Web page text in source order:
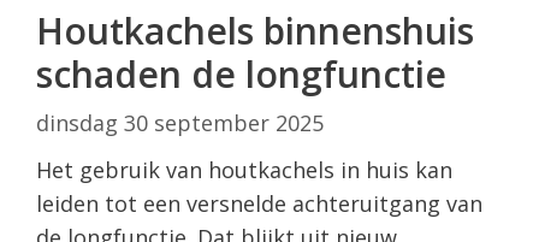
Houtkachels binnenshuis
schaden de longfunctie
dinsdag 30 september 2025
Het gebruik van houtkachels in huis kan
leiden tot een versnelde achteruitgang van